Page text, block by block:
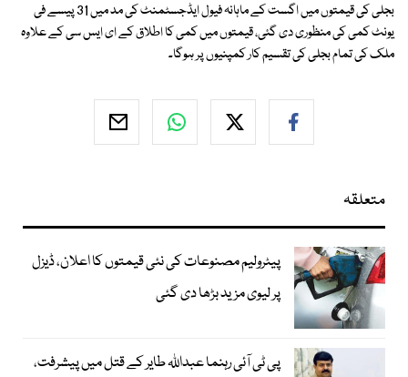
بجلی کی قیمتوں میں اگست کے ماہانہ فیول ایڈجسٹمنٹ کی مد میں 31 پیسے فی
یونٹ کمی کی منظوری دی گئی، قیمتوں میں کمی کا اطلاق کے ای ایس سی کے علاوہ
ملک کی تمام بجلی کی تقسیم کار کمپنیوں پر ہوگا۔
متعلقہ
پیٹرولیم مصنوعات کی نئی قیمتوں کا اعلان، ڈیزل
پر لیوی مزید بڑھا دی گئی
پی ٹی آئی رہنما عبداللہ طایر کے قتل میں پیشرفت،